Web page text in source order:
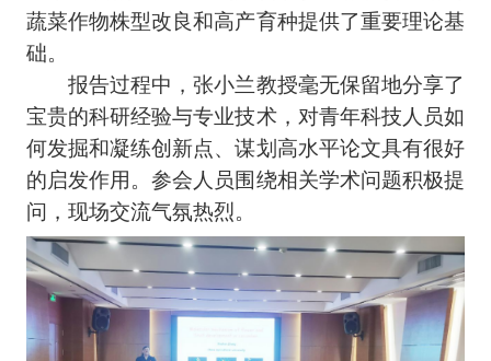
蔬菜作物株型改良和高产育种提供了重要理论基
础。
报告过程中，张小兰教授毫无保留地分享了
宝贵的科研经验与专业技术，对青年科技人员如
何发掘和凝练创新点、谋划高水平论文具有很好
的启发作用。参会人员围绕相关学术问题积极提
问，现场交流气氛热烈。